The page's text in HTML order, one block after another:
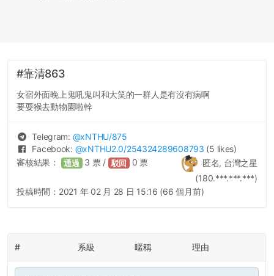
#靠清863
女宿外面晚上鬼吼鬼叫和大笑的一群人是有沒有病啊
要耍猴去動物園啦幹
Telegram: @xNTHU/875
Facebook: @xNTHU2.0/254324289608793 (5 likes)
匿名, 台灣之星
(180.***.***.***)
審核結果： 通過 3 票 / 駁回 0 票
投稿時間： 2021 年 02 月 28 日 15:16 (66 個月前)
# 系級 暱稱 理由